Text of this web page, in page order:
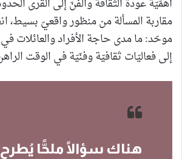
مقاربة المسألة من منظور واقعيّ بسيط،
موحّد: ما مدى حاجة الأفراد والعائلات
إلى فعاليّات ثقافيّة وفنّيّة في الوقت
هناك سؤالًا ملحًّا